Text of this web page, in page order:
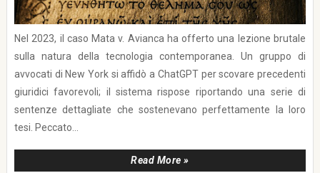
Nel 2023, il caso Mata v. Avianca ha offerto una lezione brutale
sulla natura della tecnologia contemporanea. Un gruppo di
avvocati di New York si affidò a ChatGPT per scovare precedenti
giuridici favorevoli; il sistema rispose riportando una serie di
sentenze dettagliate che sostenevano perfettamente la loro
tesi. Peccato...
Read More »